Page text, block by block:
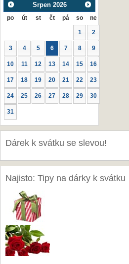
Srpen 2026
po út st čt pá so ne
1 2
3 4 5 6 7 8 9
10 11 12 13 14 15 16
17 18 19 20 21 22 23
24 25 26 27 28 29 30
31
Dárek k svátku se slevou!
Najisto: Tipy na dárky k svátku